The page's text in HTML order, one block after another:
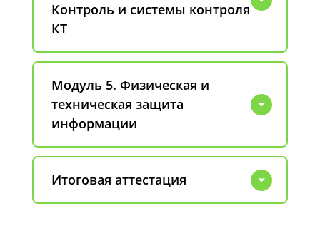
Контроль и системы контроля
КТ
Модуль 5. Физическая и
техническая защита
информации
Итоговая аттестация